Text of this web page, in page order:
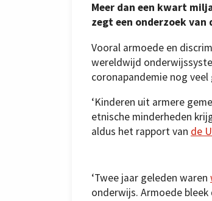
Meer dan een kwart
zegt een onderzoek van
Vooral armoede en
wereldwijd
coronapandemie nog
‘Kinderen uit armere
etnische minderheden
aldus het rapport van de
‘Twee jaar geleden waren
onderwijs. Armoede